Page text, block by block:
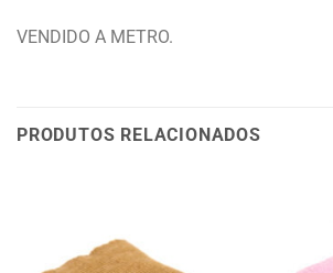
VENDIDO A METRO.
PRODUTOS RELACIONADOS